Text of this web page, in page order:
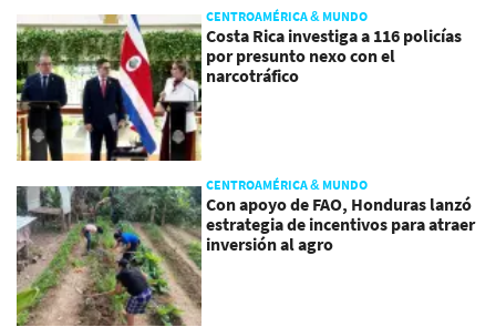
CENTROAMÉRICA & MUNDO
Costa Rica investiga a 116 policías
por presunto nexo con el
narcotráfico
CENTROAMÉRICA & MUNDO
Con apoyo de FAO, Honduras lanzó
estrategia de incentivos para atraer
inversión al agro